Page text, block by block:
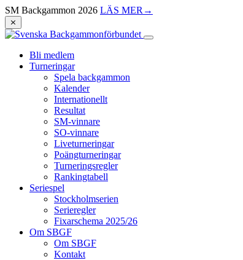
SM Backgammon 2026 LÄS MER →
⨯
Bli medlem
Turneringar
Spela backgammon
Kalender
Internationellt
Resultat
SM-vinnare
SO-vinnare
Liveturneringar
Poängturneringar
Turneringsregler
Rankingtabell
Seriespel
Stockholmserien
Serieregler
Fixarschema 2025/26
Om SBGF
Om SBGF
Kontakt